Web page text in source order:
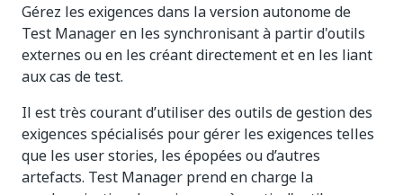
Gérez les exigences dans la version autonome de
Test Manager en les synchronisant à partir d'outils
externes ou en les créant directement et en les liant
aux cas de test.
Il est très courant d’utiliser des outils de gestion des
exigences spécialisés pour gérer les exigences telles
que les user stories, les épopées ou d’autres
artefacts. Test Manager prend en charge la